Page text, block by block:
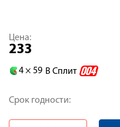
Цена:
233
4 × 59 В Сплит
Срок годности: